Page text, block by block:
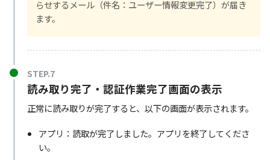
らせするメール（件名：ユーザー情報変更完了）が届き
ます。
STEP.7
読み取り完了・認証作業完了画面の表示
正常に読み取りが完了すると、以下の画面が表示されます。
アプリ：読取が完了しました。アプリを終了してくださ
い。